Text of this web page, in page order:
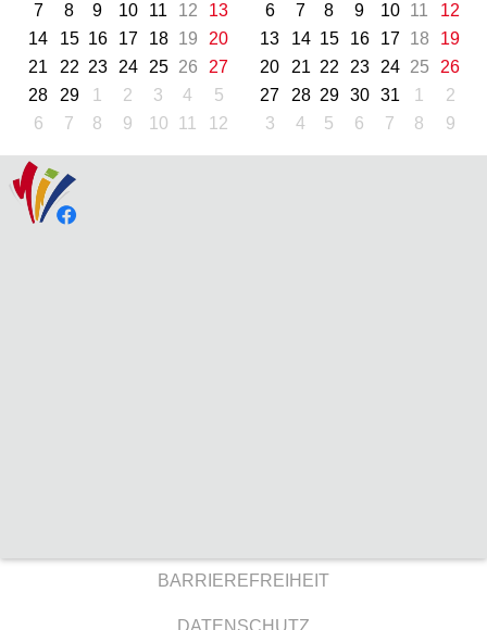
7
8 9 10 11 12
13
14
15 16 17 18 19
20
21
22 23 24 25 26
27
28
29 1 2 3 4
5
6
7 8 9 10 11 12
6
7 8 9 10 11
12
13
14 15 16 17 18
19
20
21 22 23 24 25
26
27
28 29 30 31 1
2
3
4 5 6 7 8 9
BARRIEREFREIHEIT
DATENSCHUTZ